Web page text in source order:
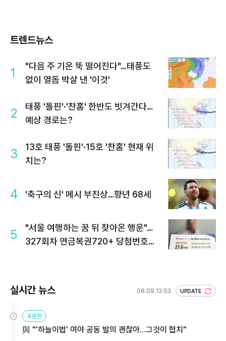
트렌드뉴스
1
"다음 주 기온 뚝 떨어진다"…태풍도
없이 열돔 박살 낸 '이것'
2
태풍 '돌핀'·'찬홈' 한반도 빗겨간다…
예상 경로는?
3
13호 태풍 '돌핀'·15호 '찬홈' 현재 위
치는?
4 '축구의 신' 메시 부친상…향년 68세
5
"서울 여행하는 꿈 뒤 찾아온 행운"…
327회차 연금복권720+ 당첨번호조
실시간 뉴스 08.09 13:53 UPDATE
4분전
與 "'하늘이법' 여야 공동 발의 괜찮아…그것이 협치"